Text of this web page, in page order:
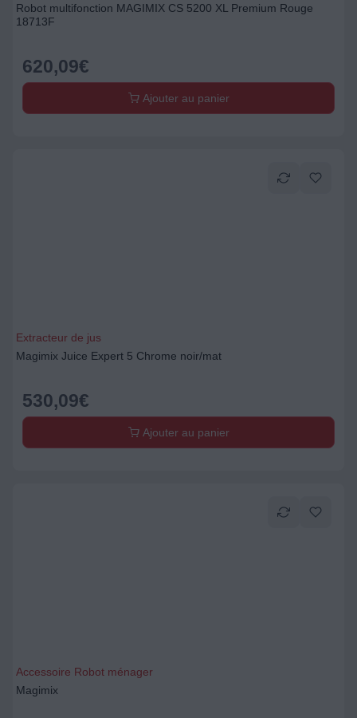
Robot multifonction MAGIMIX CS 5200 XL Premium Rouge
18713F
620,09€
Ajouter au panier
Extracteur de jus
Magimix Juice Expert 5 Chrome noir/mat
530,09€
Ajouter au panier
Accessoire Robot ménager
Magimix